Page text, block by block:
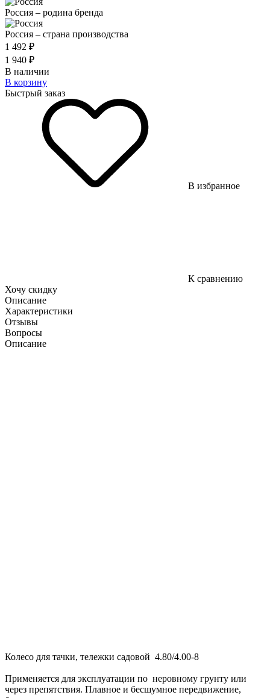
Россия – родина бренда
Россия – страна производства
1 492 ₽
1 940 ₽
В наличии
В корзину
Быстрый заказ
В избранное
К сравнению
Хочу скидку
Описание
Характеристики
Отзывы
Вопросы
Описание
Колесо для тачки, тележки садовой 4.80/4.00-8
Применяется для эксплуатации по неровному грунту или
через препятствия. Плавное и бесшумное передвижение,